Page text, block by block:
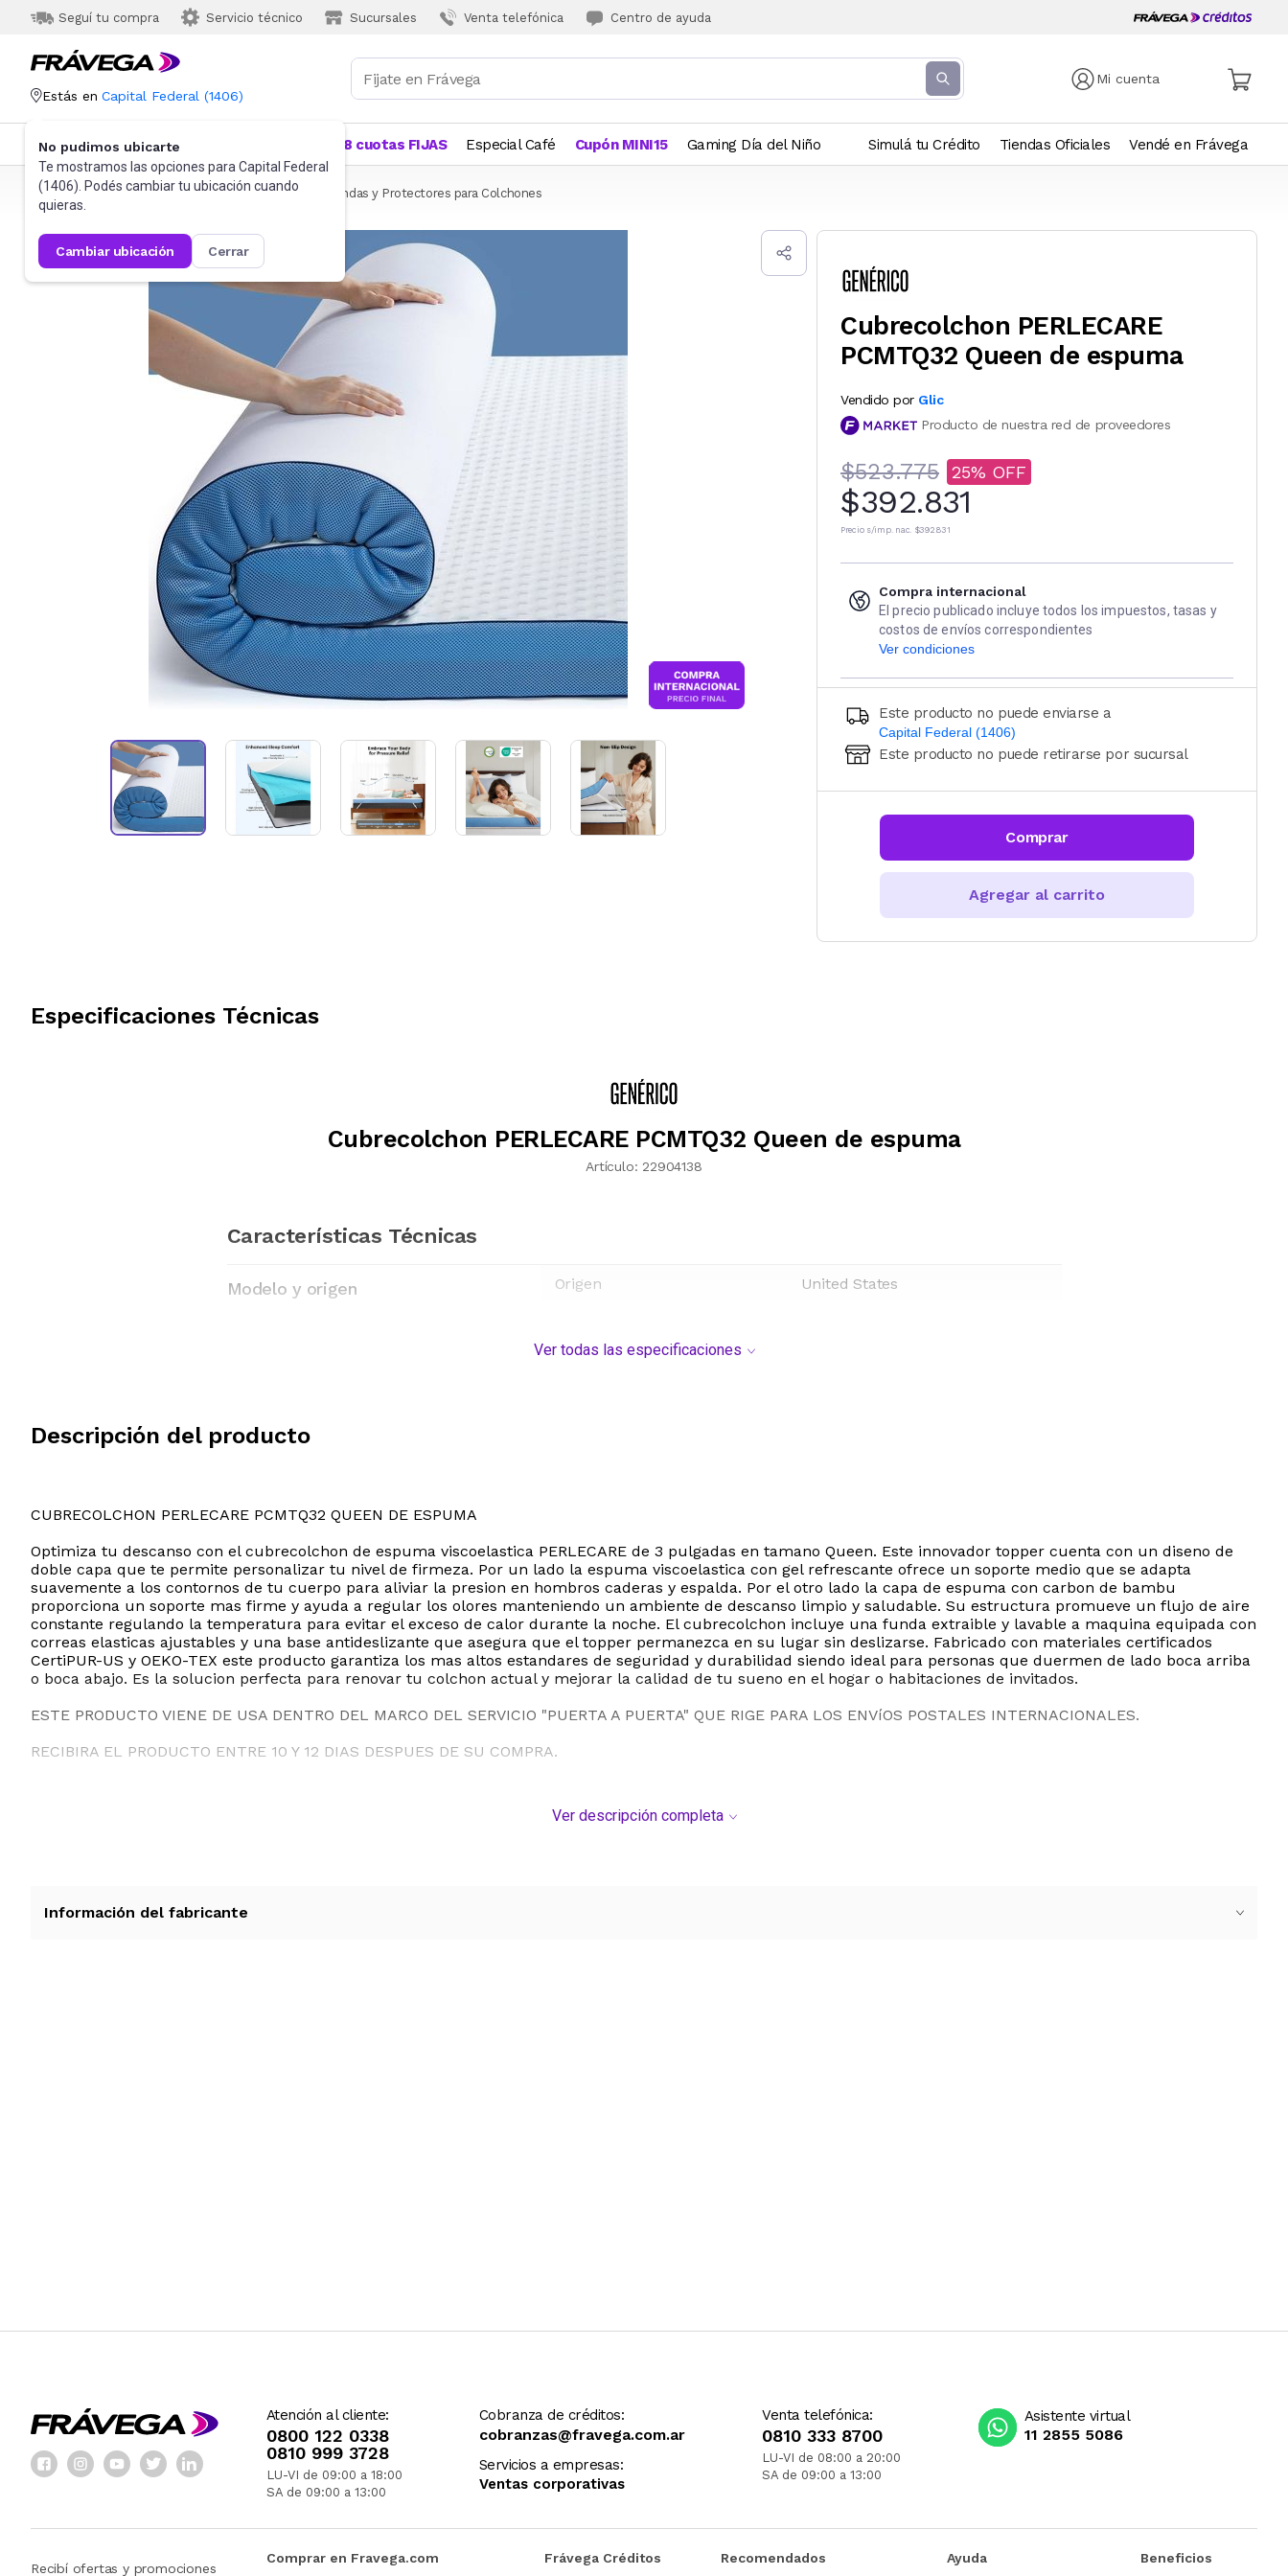
Seguí tu compra Servicio técnico Sucursales Venta telefónica Centro de ayuda
Mi cuenta
Estás en Capital Federal (1406)
No pudimos ubicarte
Te mostramos las opciones para Capital Federal
(1406). Podés cambiar tu ubicación cuando
quieras.
cambiar ubicación cerrar
Categorías Más Vendidos 18 cuotas FIJAS Especial Café Cupón MINI15 Gaming Día del Niño Simulá tu Crédito Tiendas Oficiales Vendé en Frávega
Frávega Hogar Blanquería Ropa de cama Fundas y Protectores para Colchones
Cubrecolchon PERLECARE
PCMTQ32 Queen de espuma
Vendido por Glic
Producto de nuestra red de proveedores
$523.775 25
$392.831
Precio s/imp. nac. $392.831
Compra internacional
El precio publicado incluye todos los impuestos, tasas y
costos de envíos correspondientes
Ver condiciones
Este producto no puede enviarse a
Capital Federal (1406)
Ingresá código postal (sólo números)
CALCULAR
Este producto no puede retirarse por sucursal
Comprar
Agregar al carrito
Especificaciones Técnicas
Cubrecolchon PERLECARE PCMTQ32 Queen de espuma
Artículo: 22904138
Características Técnicas
Modelo y origen Origen United States
Ver todas las especificaciones
Descripción del producto
CUBRECOLCHON PERLECARE PCMTQ32 QUEEN DE ESPUMA
Optimiza tu descanso con el cubrecolchon de espuma viscoelastica PERLECARE de 3 pulgadas en tamano Queen. Este innovador topper cuenta con un diseno de
doble capa que te permite personalizar tu nivel de firmeza. Por un lado la espuma viscoelastica con gel refrescante ofrece un soporte medio que se adapta
suavemente a los contornos de tu cuerpo para aliviar la presion en hombros caderas y espalda. Por el otro lado la capa de espuma con carbon de bambu
proporciona un soporte mas firme y ayuda a regular los olores manteniendo un ambiente de descanso limpio y saludable. Su estructura promueve un flujo de aire
constante regulando la temperatura para evitar el exceso de calor durante la noche. El cubrecolchon incluye una funda extraible y lavable a maquina equipada con
correas elasticas ajustables y una base antideslizante que asegura que el topper permanezca en su lugar sin deslizarse. Fabricado con materiales certificados
CertiPUR-US y OEKO-TEX este producto garantiza los mas altos estandares de seguridad y durabilidad siendo ideal para personas que duermen de lado boca arriba
o boca abajo. Es la solucion perfecta para renovar tu colchon actual y mejorar la calidad de tu sueno en el hogar o habitaciones de invitados.
ESTE PRODUCTO VIENE DE USA DENTRO DEL MARCO DEL SERVICIO "PUERTA A PUERTA" QUE RIGE PARA LOS ENVíOS POSTALES INTERNACIONALES.
RECIBIRA EL PRODUCTO ENTRE 10 Y 12 DIAS DESPUES DE SU COMPRA.
Ver descripción completa
Información del fabricante
Atención al cliente:
0800 122 0338
0810 999 3728
LU-VI de 09:00 a 18:00
SA de 09:00 a 13:00
Cobranza de créditos:
cobranzas@fravega.com.ar
Servicios a empresas:
Ventas corporativas
Venta telefónica:
0810 333 8700
LU-VI de 08:00 a 20:00
SA de 09:00 a 13:00
Asistente virtual
11 2855 5086
Recibí ofertas y promociones
Comprar en Fravega.com Frávega Créditos Recomendados Ayuda Beneficios